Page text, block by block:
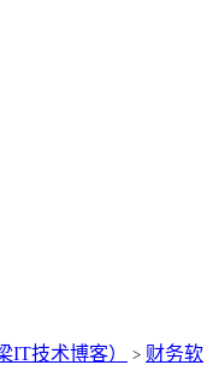
IT技术博客） > 财务软